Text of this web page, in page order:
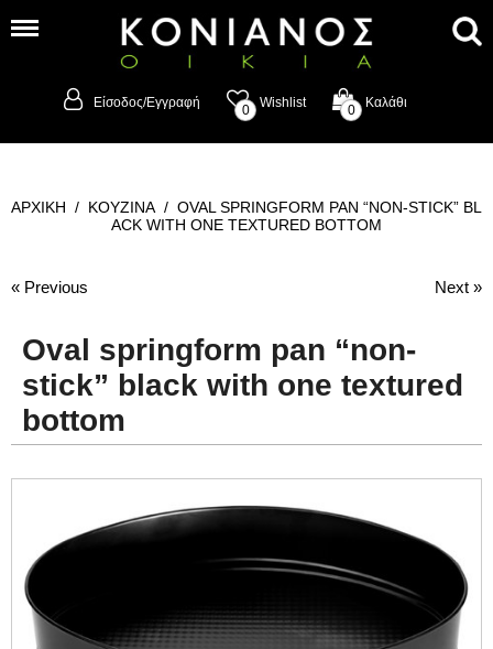
Είσοδος/Εγγραφή Wishlist
0 Καλάθι
0
ΑΡΧΙΚΗ / ΚΟΥΖΙΝΑ / OVAL SPRINGFORM PAN “NON-STICK” BL
ACK WITH ONE TEXTURED BOTTOM
« Previous Next »
Oval springform pan “non-
stick” black with one textured
bottom